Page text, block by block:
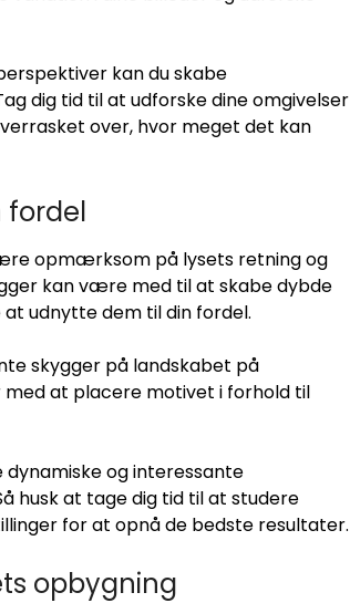
kan du skabe
dig tid til at udforske dine omgivelser
over, hvor meget det kan
fordel
opmærksom på lysets retning og
kan være med til at skabe dybde
udnytte dem til din fordel.
skygger på landskabet på
at placere motivet i forhold til
dynamiske og interessante
husk at tage dig tid til at studere
for at opnå de bedste resultater.
opbygning